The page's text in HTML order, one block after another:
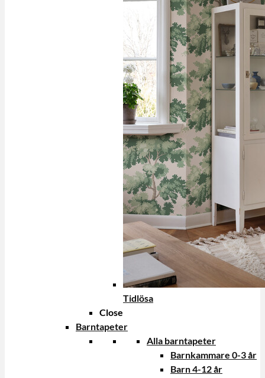
Tidlösa
Close
Barntapeter
Alla barntapeter
Barnkammare 0-3 år
Barn 4-12 år